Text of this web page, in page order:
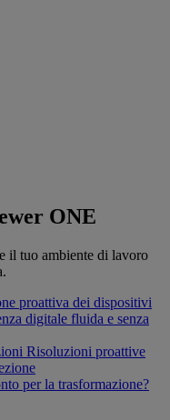
ONE
il tuo ambiente di lavoro
proattiva dei dispositivi
digitale fluida e senza
Risoluzioni proattive
per la trasformazione?